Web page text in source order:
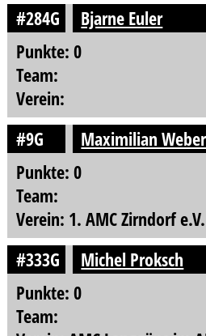
#284G
Bjarne Euler
Punkte: 0
Team:
Verein:
#9G
Maximilian Weber
Punkte: 0
Team:
Verein: 1. AMC Zirndorf
#333G
Michel Proksch
Punkte: 0
Team: